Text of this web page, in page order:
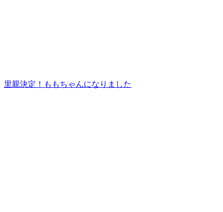
里親決定！ももちゃんになりました